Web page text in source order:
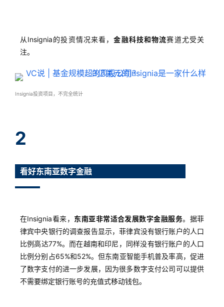
从Insignia的投资情况来看，金融科技和物流赛道尤受关
注。
Insignia投资项目，不完全统计
2
看好东南亚数字金融
在Insignia看来， 东南亚非常适合发展数字金融服务。据菲
律宾中央银行的调查报告显示，菲律宾没有银行账户的人口
比例高达77%。而在越南和印尼，同样没有银行账户的人口
比例分别占65%和52%。但东南亚智能手机普及率高，促进
了数字支付的进一步发展，因为很多数字支付公司可以提供
不需要绑定银行账号的充值式移动钱包。